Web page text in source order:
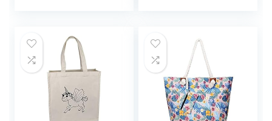
strand
portemonnee
handgemaakt for
vrouwen (Color :
Khaki)